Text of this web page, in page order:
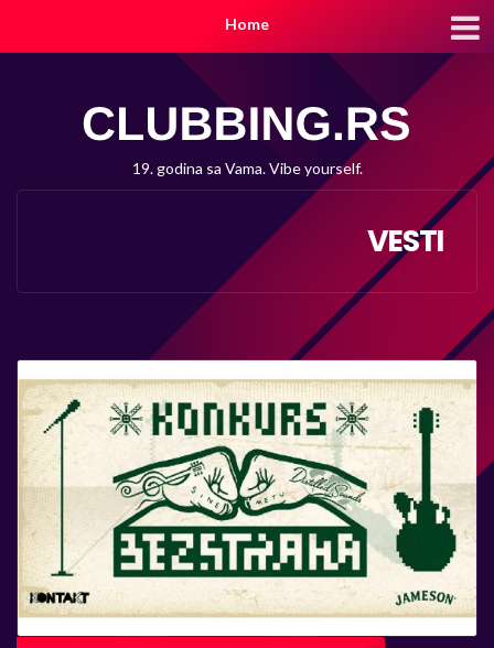
Home
19. godina sa Vama. Vibe yourself.
VESTI